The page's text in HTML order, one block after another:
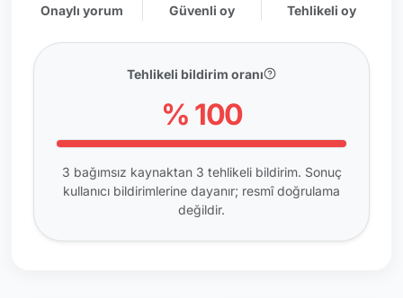
Onaylı yorum Güvenli oy Tehlikeli oy
Tehlikeli bildirim oranı
% 100
3 bağımsız kaynaktan 3 tehlikeli bildirim. Sonuç
kullanıcı bildirimlerine dayanır; resmî doğrulama
değildir.